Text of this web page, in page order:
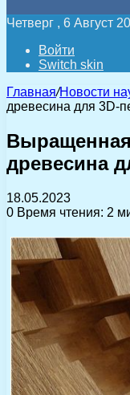
Четверг , 6 Август
Войти
Switch skin
Главная/Новости
древесина для 3D-
древесина
18.05.2023
0 Время чтения: 2